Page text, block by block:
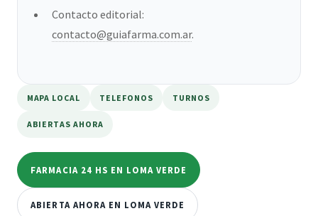
Contacto editorial:
contacto@guiafarma.com.ar.
MAPA LOCAL TELEFONOS TURNOS
ABIERTAS AHORA
FARMACIA 24 HS EN LOMA VERDE
ABIERTA AHORA EN LOMA VERDE